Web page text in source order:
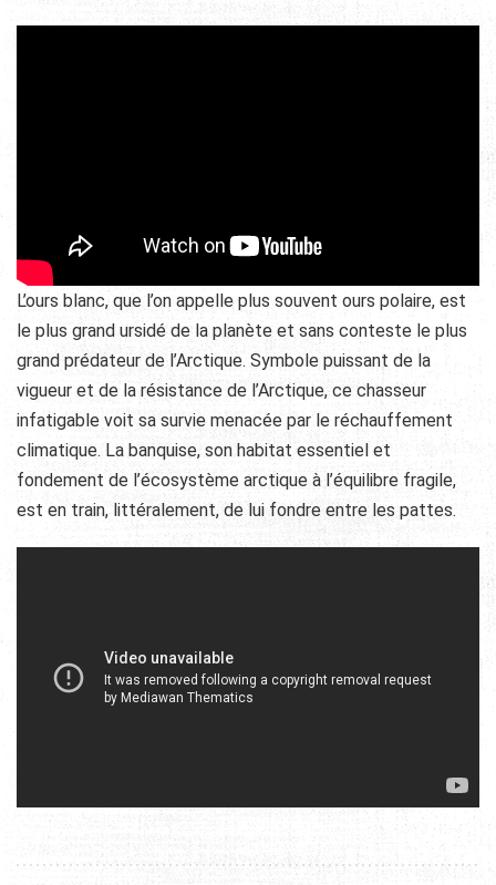
L’ours blanc, que l’on appelle plus souvent ours polaire, est
le plus grand ursidé de la planète et sans conteste le plus
grand prédateur de l’Arctique. Symbole puissant de la
vigueur et de la résistance de l’Arctique, ce chasseur
infatigable voit sa survie menacée par le réchauffement
climatique. La banquise, son habitat essentiel et
fondement de l’écosystème arctique à l’équilibre fragile,
est en train, littéralement, de lui fondre entre les pattes.